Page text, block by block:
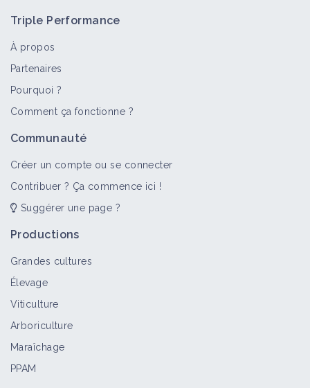
Triple Performance
À propos
Partenaires
Pourquoi ?
Comment ça fonctionne ?
Communauté
Créer un compte ou se connecter
Contribuer ? Ça commence ici !
Suggérer une page ?
Productions
Grandes cultures
Élevage
Viticulture
Arboriculture
Maraîchage
PPAM